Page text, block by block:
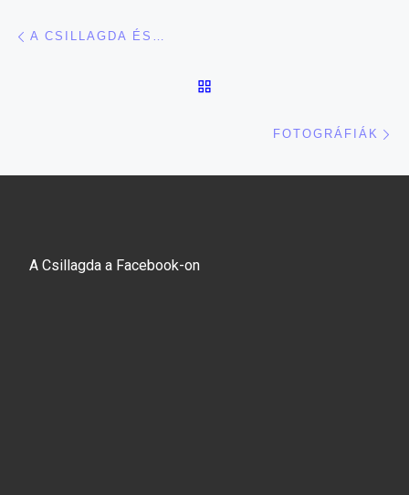
Navigálás a bejegyzések között
A CSILLAGDA ÉS…
FOTOGRÁFIÁK
A Csillagda a Facebook-on